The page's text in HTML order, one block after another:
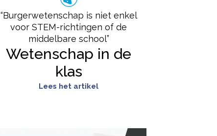
“Burgerwetenschap is niet enkel
voor STEM-richtingen of de
middelbare school”
Wetenschap in de
klas
Lees het artikel